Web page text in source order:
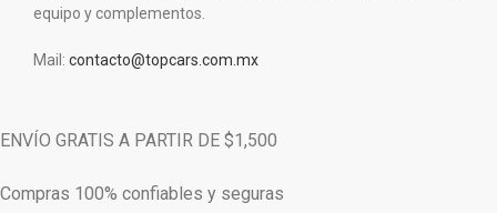
equipo y complementos.
Mail: contacto@topcars.com.mx
ENVÍO GRATIS A PARTIR DE $1,500
Compras 100% confiables y seguras